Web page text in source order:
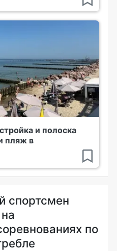
и полоска
пляж в
спортсмен
по